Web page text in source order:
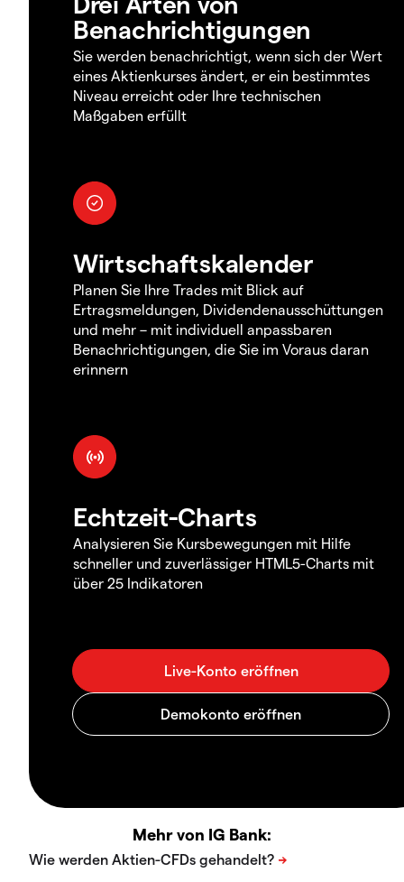
Benachrichtigungen
Sie werden benachrichtigt, wenn sich der Wert
eines Aktienkurses ändert, er ein bestimmtes
Niveau erreicht oder Ihre technischen
Maßgaben erfüllt
Wirtschaftskalender
Planen Sie Ihre Trades mit Blick auf
Ertragsmeldungen, Dividendenausschüttungen
und mehr – mit individuell anpassbaren
Benachrichtigungen, die Sie im Voraus daran
erinnern
Echtzeit-Charts
Analysieren Sie Kursbewegungen mit Hilfe
schneller und zuverlässiger HTML5-Charts mit
über 25 Indikatoren
Mehr von IG Bank: